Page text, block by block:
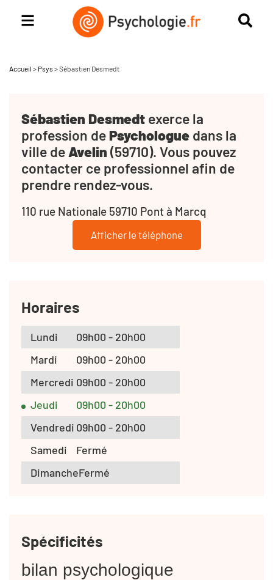
Accueil > Psys >Sébastien Desmedt
Sébastien Desmedt exerce la
profession dePsychologue dans la
ville deAvelin (59710). Vous pouvez
contacter ce professionnel afin de
prendre rendez-vous.
110 rue Nationale 59710 Pont à Marcq
Afficher le téléphone
Horaires
Lundi
09h00 - 20h00
Mardi
09h00 - 20h00
Mercredi 09h00 - 20h00
Jeudi
09h00 - 20h00
Vendredi 09h00 - 20h00
Samedi
Fermé
DimancheFermé
Spécificités
bilan psychologique